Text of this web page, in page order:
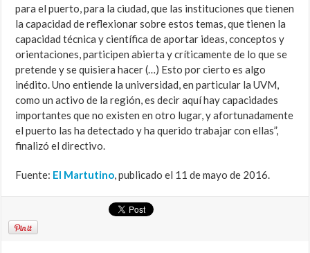
para el puerto, para la ciudad, que las instituciones que tienen
la capacidad de reflexionar sobre estos temas, que tienen la
capacidad técnica y científica de aportar ideas, conceptos y
orientaciones, participen abierta y críticamente de lo que se
pretende y se quisiera hacer (…) Esto por cierto es algo
inédito. Uno entiende la universidad, en particular la UVM,
como un activo de la región, es decir aquí hay capacidades
importantes que no existen en otro lugar, y afortunadamente
el puerto las ha detectado y ha querido trabajar con ellas”,
finalizó el directivo.
Fuente: El Martutino, publicado el 11 de mayo de 2016.